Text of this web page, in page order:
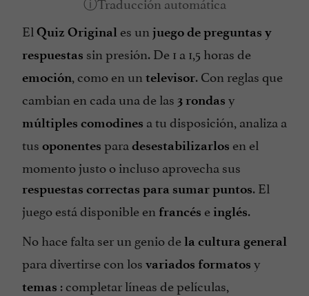
El Quiz Original es un juegode preguntas y
respuestas sin presión. De 1 a 1,5 horas de
emoción, como en un televisor. Con reglas que
cambian en cada una de las 3 rondas y
múltiples comodines a tu disposición, analiza a
tus oponentes para desestabilizarlos en el
momento justo o incluso aprovecha sus
respuestas correctas para sumarpuntos. El
juego está disponible en francés einglés.
No hace falta ser un genio dela cultura general
para divertirse con los variados formatos y
temas : completar líneas de películas,